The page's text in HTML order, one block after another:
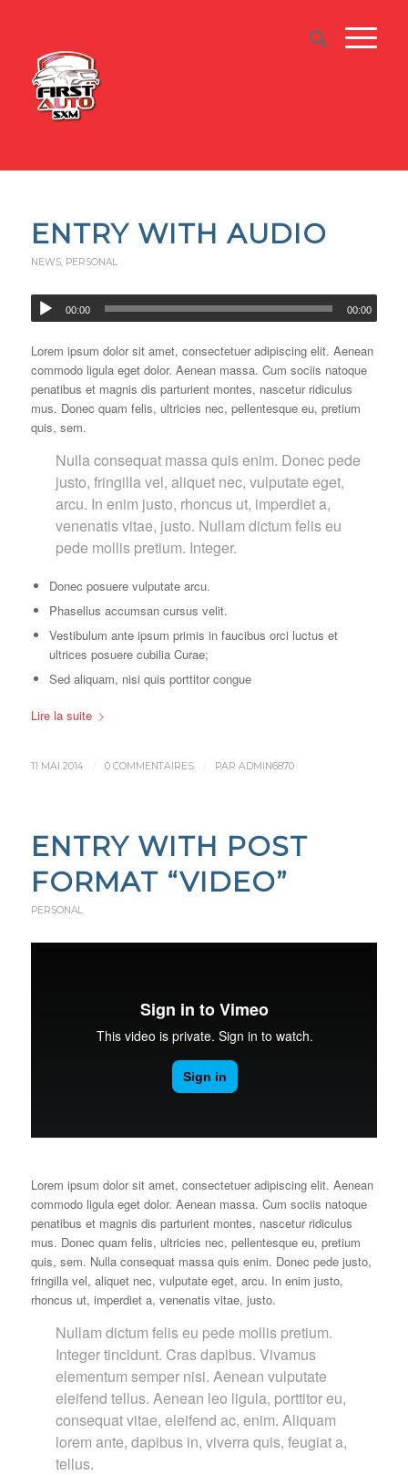
ENTRY WITH AUDIO
NEWS, PERSONAL
00:00 00:00
Lorem ipsum dolor sit amet, consectetuer adipiscing elit. Aenean
commodo ligula eget dolor. Aenean massa. Cum sociis natoque
penatibus et magnis dis parturient montes, nascetur ridiculus
mus. Donec quam felis, ultricies nec, pellentesque eu, pretium
quis, sem.
Nulla consequat massa quis enim. Donec pede
justo, fringilla vel, aliquet nec, vulputate eget,
arcu. In enim justo, rhoncus ut, imperdiet a,
venenatis vitae, justo. Nullam dictum felis eu
pede mollis pretium. Integer.
Donec posuere vulputate arcu.
Phasellus accumsan cursus velit.
Vestibulum ante ipsum primis in faucibus orci luctus et
ultrices posuere cubilia Curae;
Sed aliquam, nisi quis porttitor congue
Lire la suite
11 MAI 2014 0 COMMENTAIRES PAR ADMIN6870
ENTRY WITH POST
FORMAT “VIDEO”
PERSONAL
Lorem ipsum dolor sit amet, consectetuer adipiscing elit. Aenean
commodo ligula eget dolor. Aenean massa. Cum sociis natoque
penatibus et magnis dis parturient montes, nascetur ridiculus
mus. Donec quam felis, ultricies nec, pellentesque eu, pretium
quis, sem. Nulla consequat massa quis enim. Donec pede justo,
fringilla vel, aliquet nec, vulputate eget, arcu. In enim justo,
rhoncus ut, imperdiet a, venenatis vitae, justo.
Nullam dictum felis eu pede mollis pretium.
Integer tincidunt. Cras dapibus. Vivamus
elementum semper nisi. Aenean vulputate
eleifend tellus. Aenean leo ligula, porttitor eu,
consequat vitae, eleifend ac, enim. Aliquam
lorem ante, dapibus in, viverra quis, feugiat a,
tellus.